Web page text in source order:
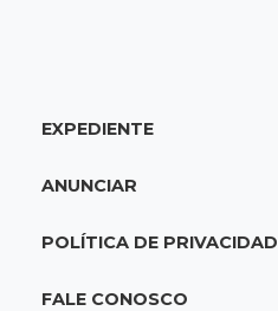
20:06Balcão de
abertas em 114 funções
19:47Festival do Sobá
Em visita à Feira
EXPEDIENTE
ANUNCIAR
POLÍTICA DE
FALE CONOSCO